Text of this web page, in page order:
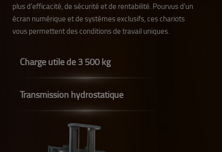
plus d'efficacité, de sécurité et de rentabilité. Pourvus d'un
écran numérique et de systèmes exclusifs, ces chariots
vous permettent des conditions de travail uniques.
Charge utile de 3 500 kg
Transmission hydrostatique